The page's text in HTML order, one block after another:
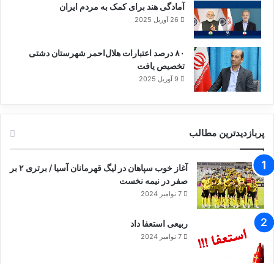
آمادگی هند برای کمک به مردم ایران
26 آوریل 2025
۸۰ درصد اعتبارات هلال‌احمر شهرستان دشتی
تخصیص یافت
9 آوریل 2025
پربازدیدترین مطالب
آغاز خوب سپاهان در لیگ قهرمانان آسیا / برتری ۲ بر
صفر در نیمه نخست
7 نوامبر 2024
ربیعی استعفا داد
7 نوامبر 2024